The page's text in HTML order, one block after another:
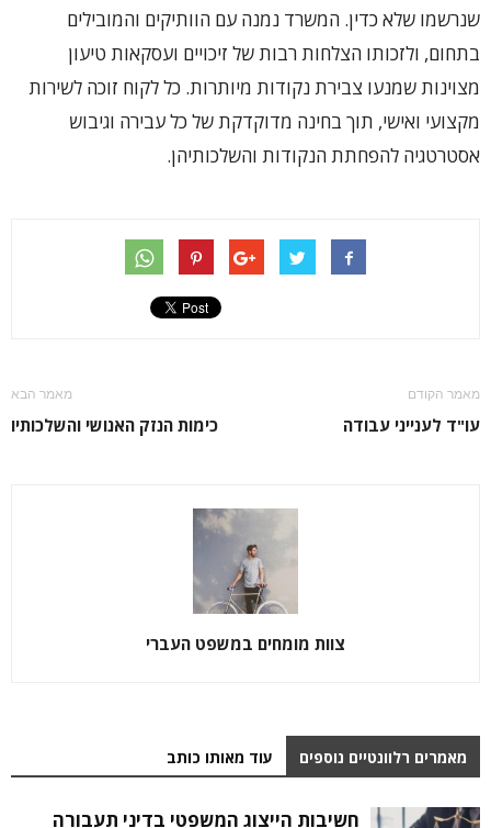
שנרשמו שלא כדין. המשרד נמנה עם הוותיקים והמובילים
בתחום, ולזכותו הצלחות רבות של זיכויים ועסקאות טיעון
מצוינות שמנעו צבירת נקודות מיותרות. כל לקוח זוכה לשירות
מקצועי ואישי, תוך בחינה מדוקדקת של כל עבירה וגיבוש
אסטרטגיה להפחתת הנקודות והשלכותיהן.
מאמר הקודם
עו"ד לענייני עבודה
מאמר הבא
כימות הנזק האנושי והשלכותיו
צוות מומחים במשפט העברי
מאמרים רלוונטיים נוספים עוד מאותו כותב
חשיבות הייצוג המשפטי בדיני תעבורה